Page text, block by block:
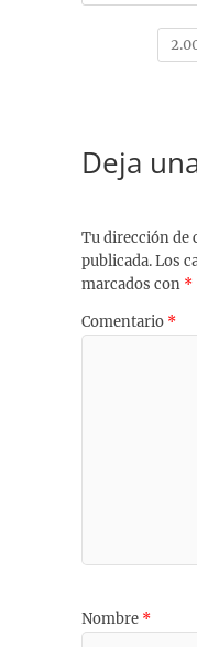
Deja
Tu dirección de
publicada.Los
marcados con *
Comentario *
Nombre *